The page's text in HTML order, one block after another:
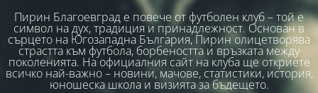
Пирин Благоевград е повече от футболен клуб – той е
символ на дух, традиция и принадлежност. Основан в
сърцето на Югозападна България, Пирин олицетворява
страстта към футбола, борбеността и връзката между
поколенията. На официалния сайт на клуба ще откриете
всичко най-важно – новини, мачове, статистики, история,
юношеска школа и визията за бъдещето.